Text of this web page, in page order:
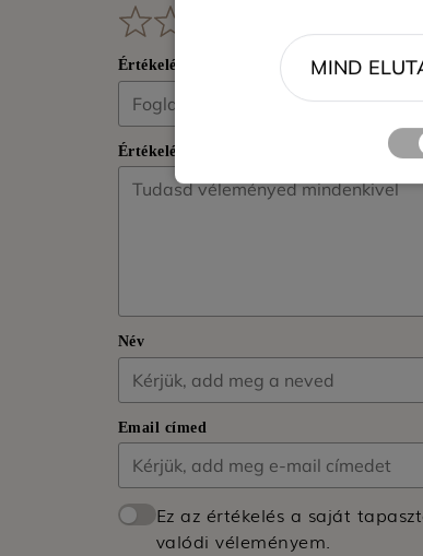
Értékelésed címe
Értékelésed
Név
Email címed
Ez az értékelés a saját
valódi véleményem.
MIND